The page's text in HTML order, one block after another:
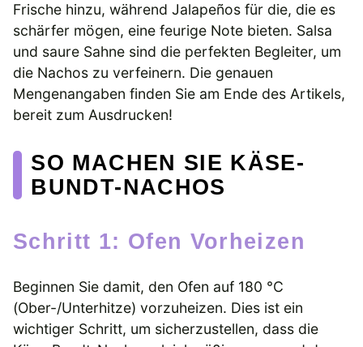
Frische hinzu, während Jalapeños für die, die es
schärfer mögen, eine feurige Note bieten. Salsa
und saure Sahne sind die perfekten Begleiter, um
die Nachos zu verfeinern. Die genauen
Mengenangaben finden Sie am Ende des Artikels,
bereit zum Ausdrucken!
SO MACHEN SIE KÄSE-
BUNDT-NACHOS
Schritt 1: Ofen Vorheizen
Beginnen Sie damit, den Ofen auf 180 °C
(Ober-/Unterhitze) vorzuheizen. Dies ist ein
wichtiger Schritt, um sicherzustellen, dass die